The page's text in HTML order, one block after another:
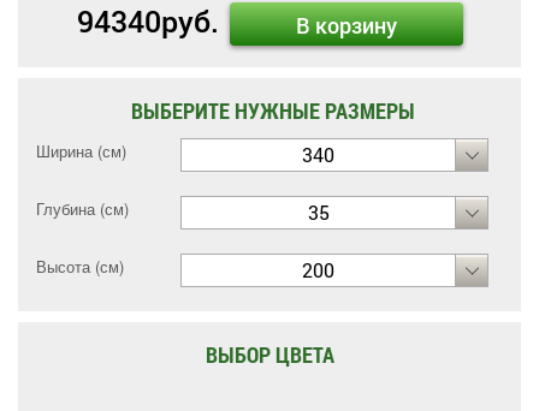
94340руб. В корзину
ВЫБЕРИТЕ НУЖНЫЕ РАЗМЕРЫ
Ширина (см) 340
Глубина (см) 35
Высота (см) 200
ВЫБОР ЦВЕТА